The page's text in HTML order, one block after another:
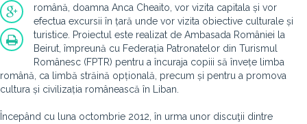
română, doamna Anca Cheaito, vor vizita capitala și vor
efectua excursii în țară unde vor vizita obiective culturale și
turistice. Proiectul este realizat de Ambasada României la
Beirut, împreună cu Federația Patronatelor din Turismul
Românesc (FPTR) pentru a încuraja copiii să învețe limba
română, ca limbă străină opțională, precum și pentru a promova
cultura și civilizația românească în Liban.
Începând cu luna octombrie 2012, în urma unor discuţii dintre